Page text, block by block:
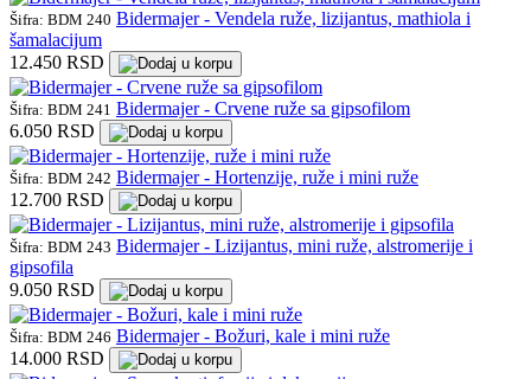
Šifra: BDM 240 Bidermajer - Vendela ruže, lizijantus, mathiola i
šamalacijum
12.450 RSD
Šifra: BDM 241 Bidermajer - Crvene ruže sa gipsofilom
6.050 RSD
Šifra: BDM 242 Bidermajer - Hortenzije, ruže i mini ruže
12.700 RSD
Šifra: BDM 243 Bidermajer - Lizijantus, mini ruže, alstromerije i
gipsofila
9.050 RSD
Šifra: BDM 246 Bidermajer - Božuri, kale i mini ruže
14.000 RSD